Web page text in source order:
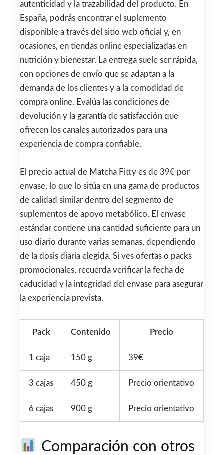
autenticidad y la trazabilidad del producto. En
España, podrás encontrar el suplemento
disponible a través del sitio web oficial y, en
ocasiones, en tiendas online especializadas en
nutrición y bienestar. La entrega suele ser rápida,
con opciones de envío que se adaptan a la
demanda de los clientes y a la comodidad de
compra online. Evalúa las condiciones de
devolución y la garantía de satisfacción que
ofrecen los canales autorizados para una
experiencia de compra confiable.
El precio actual de Matcha Fitty es de 39€ por
envase, lo que lo sitúa en una gama de productos
de calidad similar dentro del segmento de
suplementos de apoyo metabólico. El envase
estándar contiene una cantidad suficiente para un
uso diario durante varias semanas, dependiendo
de la dosis diaria elegida. Si ves ofertas o packs
promocionales, recuerda verificar la fecha de
caducidad y la integridad del envase para asegurar
la experiencia prevista.
Pack Contenido Precio
1 caja 150 g 39€
3 cajas 450 g Precio orientativo
6 cajas 900 g Precio orientativo
Comparación con otros